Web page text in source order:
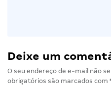
Deixe um
O seu endereço de e-mail não
obrigatórios são marcados com